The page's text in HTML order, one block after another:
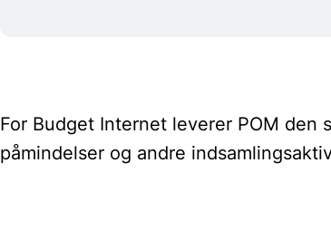
For Budget Internet leverer POM den
påmindelser og andre